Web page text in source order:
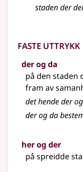
staden der
Faste uttrykk
der og da
på den staden
fram av
det hende der
der og da
her og der
på spreidde